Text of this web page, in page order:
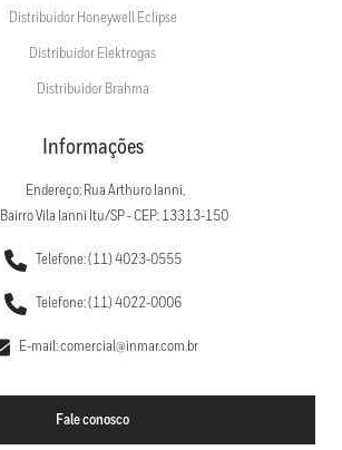
Distribuidor Honeywell Eclipse
Distribuidor Elektrogas
Distribuidor Brahma
Informações
Endereço: Rua Arthuro Ianni,
Vila Ianni Itu/SP - CEP: 13313-150
Telefone: (11) 4023-0555
Telefone: (11) 4022-0006
E-mail: comercial@inmar.com.br
Fale conosco